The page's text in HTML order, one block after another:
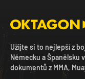
Užijte si to nejlepší z
Německu a Španělsku
dokumentů z MMA,